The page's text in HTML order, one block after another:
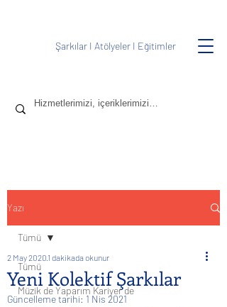
Şarkılar I Atölyeler I Eğitimler
Yazı
Tümü
Müzik de Yaparım Kariyer de
Tümü
Yeni Kolektif Şarkılar
2 May 2020 1 dakikada okunur
Güncelleme tarihi: 1 Nis 2021